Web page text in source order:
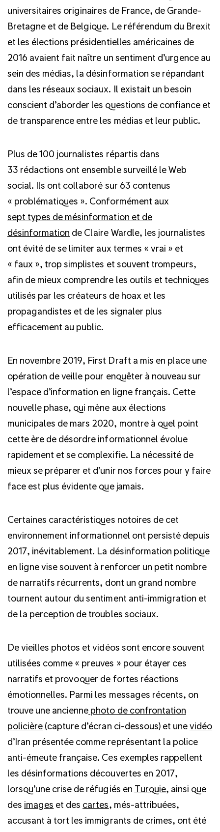
universitaires originaires de France, de Grande-
Bretagne et de Belgique. Le référendum du Brexit
et les élections présidentielles américaines de
2016 avaient fait naître un sentiment d’urgence au
sein des médias, la désinformation se répandant
dans les réseaux sociaux. Il existait un besoin
conscient d’aborder les questions de confiance et
de transparence entre les médias et leur public.
Plus de 100 journalistes répartis dans
33 rédactions ont ensemble surveillé le Web
social. Ils ont collaboré sur 63 contenus
« problématiques ». Conformément aux
sept types de mésinformation et de
désinformation de Claire Wardle, les journalistes
ont évité de se limiter aux termes « vrai » et
« faux », trop simplistes et souvent trompeurs,
afin de mieux comprendre les outils et techniques
utilisés par les créateurs de hoax et les
propagandistes et de les signaler plus
efficacement au public.
En novembre 2019, First Draft a mis en place une
opération de veille pour enquêter à nouveau sur
l’espace d’information en ligne français. Cette
nouvelle phase, qui mène aux élections
municipales de mars 2020, montre à quel point
cette ère de désordre informationnel évolue
rapidement et se complexifie. La nécessité de
mieux se préparer et d’unir nos forces pour y faire
face est plus évidente que jamais.
Certaines caractéristiques notoires de cet
environnement informationnel ont persisté depuis
2017, inévitablement. La désinformation politique
en ligne vise souvent à renforcer un petit nombre
de narratifs récurrents, dont un grand nombre
tournent autour du sentiment anti-immigration et
de la perception de troubles sociaux.
De vieilles photos et vidéos sont encore souvent
utilisées comme « preuves » pour étayer ces
narratifs et provoquer de fortes réactions
émotionnelles. Parmi les messages récents, on
trouve une ancienne photo de confrontation
policière (capture d’écran ci-dessous) et unevidéo
d’Iran présentée comme représentant la police
anti-émeute française. Ces exemples rappellent
les désinformations découvertes en 2017,
lorsqu’une crise de réfugiés en Turquie, ainsi que
des images et des cartes, més-attribuées,
accusant à tort les immigrants de crimes, ont été